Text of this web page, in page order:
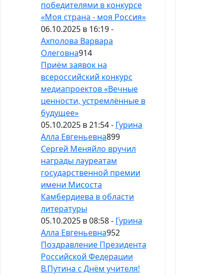
победителями в конкурсе
«Моя страна - моя Россия»
06.10.2025 в 16:19 -
Ахполова Варвара
Олеговна914
Приём заявок на
всероссийский конкурс
медиапроектов «Вечные
ценности, устремлённые в
будущее»
05.10.2025 в 21:54 - Гурина
Алла Евгеньевна899
Сергей Меняйло вручил
награды лауреатам
государственной премии
имени Мисоста
Камбердиева в области
литературы
05.10.2025 в 08:58 - Гурина
Алла Евгеньевна952
Поздравление Президента
Российской Федерации
В.Путина с Днём учителя!